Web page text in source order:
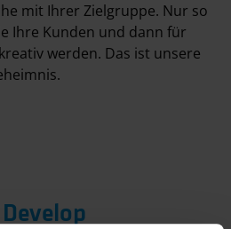
mit Ihrer Ziel­gruppe. Nur so
Ihre Kunden und dann für
werden. Das ist unsere